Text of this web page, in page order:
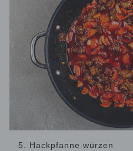
5. Hackpfanne würzen